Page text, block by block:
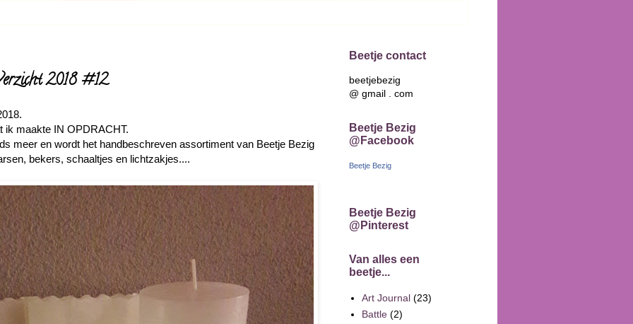
2018 #12
ik maakte IN OPDRACHT.
meer en wordt het handbeschreven assortiment van Beetje Bezig
bekers, schaaltjes en lichtzakjes....
Beetje contact
beetjebezig
@ gmail . com
Beetje Bezig
@Facebook
Beetje Bezig
Beetje Bezig
@Pinterest
Van alles een
beetje...
Art Journal (23)
Battle (2)